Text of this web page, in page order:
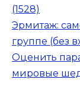
(1528)
Эрмитаж:
группе (без
Оценить
мировые